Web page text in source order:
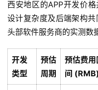
西安地区的APP开发价
设计复杂度及后端架构
头部软件服务商的实测数
开发
类型
预估
周期
预估费用
间 (RMB)